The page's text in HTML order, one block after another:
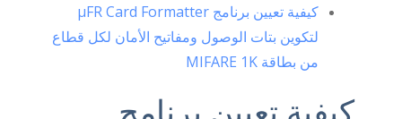
كيفية تعيين برنامج μFR Card Formatter
لتكوين بتات الوصول ومفاتيح الأمان لكل قطاع
من بطاقة MIFARE 1K